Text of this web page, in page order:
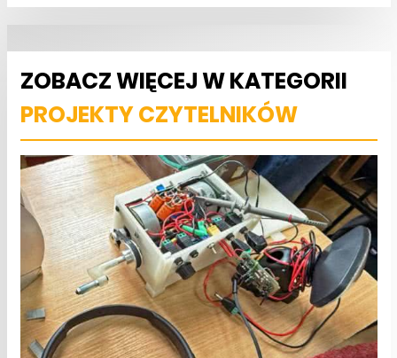
ZOBACZ WIĘCEJ W KATEGORII
PROJEKTY CZYTELNIKÓW